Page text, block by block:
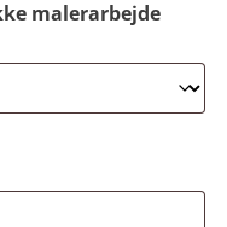
malerarbejde